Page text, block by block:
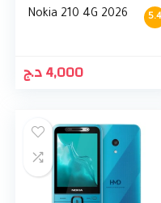
5.4
Nokia 210 4G 2026
4,000د.ج